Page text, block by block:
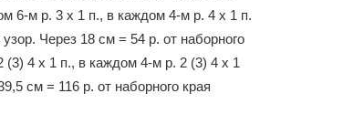
6-м р. 3 х 1 п., в каждом 4-м р. 4 х 1 п.
Через 18 см = 54 р. от набор­ного
(3) 4 х 1 п., в каждом 4-м р. 2 (3) 4 х 1
см = 116 р. от набор­ного края